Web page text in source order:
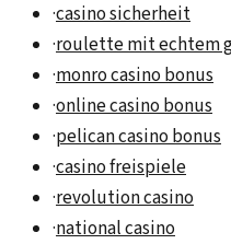
·casino sicherheit
·roulette mit echtem
·monro casino bonus
·online casino bonus
·pelican casino bonus
·casino freispiele
·revolution casino
·national casino